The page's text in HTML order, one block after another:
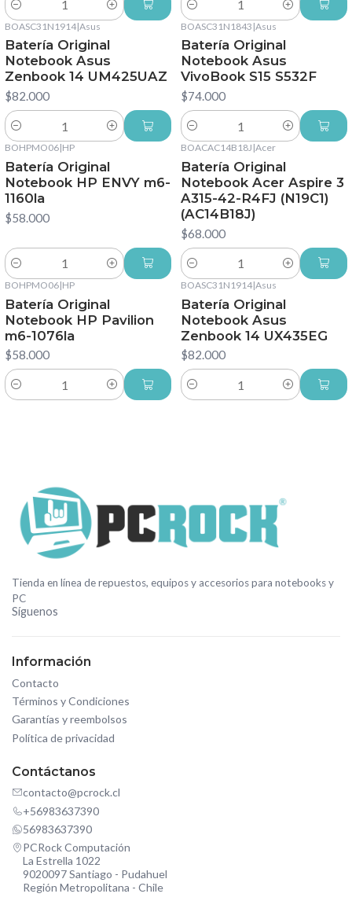
Cantidad Cantidad
BOASC31N1914|Asus
Batería Original
Notebook Asus
Zenbook 14 UM425UAZ
$82.000
Cantidad
BOASC31N1843 |Asus
Batería Original
Notebook Asus
VivoBook S15 S532F
$74.000
Cantidad
BOHPMO06|HP
Batería Original
Notebook HP ENVY m6-
1160la
$58.000
Cantidad
BOACAC14B18J |Acer
Batería Original
Notebook Acer Aspire 3
A315-42-R4FJ (N19C1)
(AC14B18J)
$68.000
Cantidad
BOHPMO06|HP
Batería Original
Notebook HP Pavilion
m6-1076la
$58.000
Cantidad
BOASC31N1914|Asus
Batería Original
Notebook Asus
Zenbook 14 UX435EG
$82.000
Cantidad
Tienda en línea de repuestos, equipos y accesorios para notebooks y
PC
Síguenos
Información
Contacto
Términos y Condiciones
Garantías y reembolsos
Política de privacidad
Contáctanos
contacto@pcrock.cl
+56983637390
56983637390
PCRock Computación
La Estrella 1022
9020097 Santiago - Pudahuel
Región Metropolitana - Chile